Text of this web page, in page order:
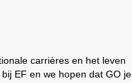
carrières en het leven
EF en we hopen dat GO je